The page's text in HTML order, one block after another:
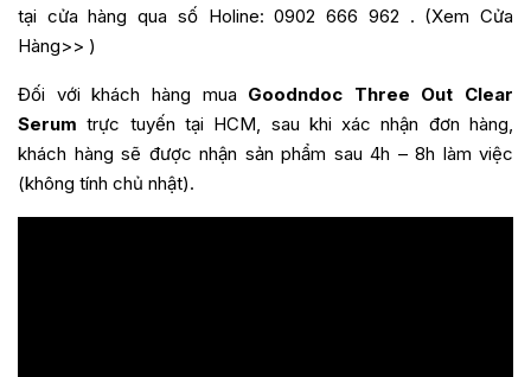
tại cửa hàng qua số Holine:0902 666 962 . (Xem Cửa
Hàng>> )
Đối với khách hàng mua Goodndoc Three Out Clear
Serum trực tuyến tại HCM, sau khi xác nhận đơn hàng,
khách hàng sẽ được nhận sản phẩm sau 4h – 8h làm việc
(không tính chủ nhật).